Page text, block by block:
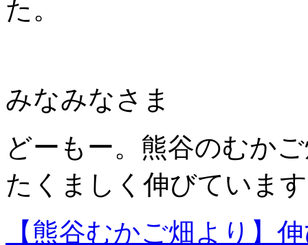
た。
みなみなさま
どーもー。熊谷のむか
たくましく伸びていま
【熊谷むかご畑より】